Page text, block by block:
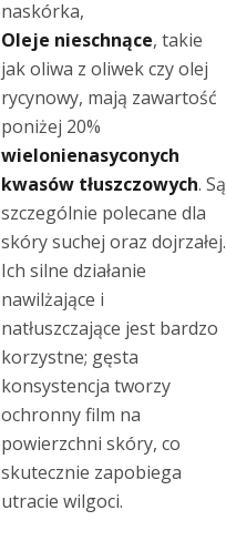
naskórka,
Oleje nieschnące, takie
jak oliwa z oliwek czy olej
rycynowy, mają zawartość
poniżej 20%
wielonienasyconych
kwasów tłuszczowych. Są
szczególnie polecane dla
skóry suchej oraz dojrzałej.
Ich silne działanie
nawilżające i
natłuszczające jest bardzo
korzystne; gęsta
konsystencja tworzy
ochronny film na
powierzchni skóry, co
skutecznie zapobiega
utracie wilgoci.